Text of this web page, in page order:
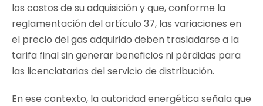
los costos de su adquisición y que, conforme la
reglamentación del artículo 37, las variaciones en
el precio del gas adquirido deben trasladarse a la
tarifa final sin generar beneficios ni pérdidas para
las licenciatarias del servicio de distribución.
En ese contexto, la autoridad energética señala que